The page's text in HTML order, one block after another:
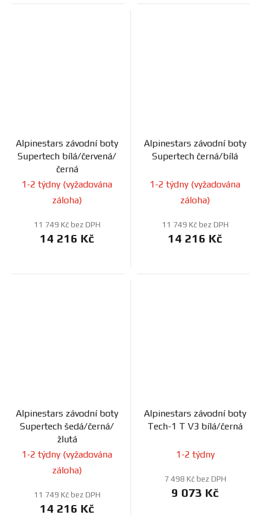
Alpinestars závodní boty
Supertech bílá/červená/
černá
1-2 týdny (vyžadována
záloha)
11 749 Kč bez DPH
14 216 Kč
Alpinestars závodní boty
Supertech černá/bílá
1-2 týdny (vyžadována
záloha)
11 749 Kč bez DPH
14 216 Kč
Alpinestars závodní boty
Supertech šedá/černá/
žlutá
1-2 týdny (vyžadována
záloha)
11 749 Kč bez DPH
14 216 Kč
Alpinestars závodní boty
Tech-1 T V3 bílá/černá
1-2 týdny
7 498 Kč bez DPH
9 073 Kč